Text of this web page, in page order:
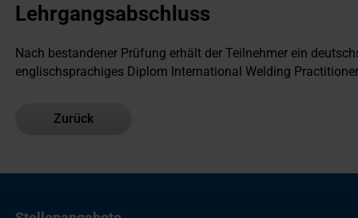
Lehrgangsabschluss
Nach bestandener Prüfung erhält der Teilnehmer ein
englischsprachiges Diplom International Welding
Zurück